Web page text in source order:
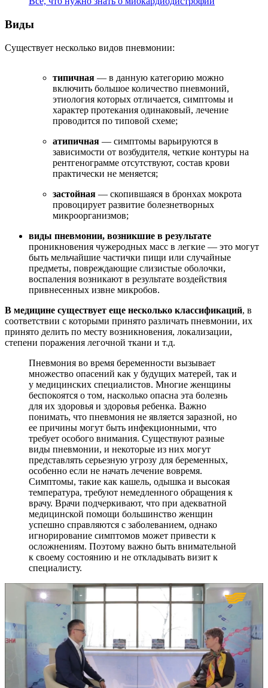
Виды
Существует несколько видов пневмонии:
типичная — в данную категорию можно
включить большое количество пневмоний,
этиология которых отличается, симптомы и
характер протекания одинаковый, лечение
проводится по типовой схеме;
атипичная — симптомы варьируются в
зависимости от возбудителя, четкие контуры на
рентгенограмме отсутствуют, состав крови
практически не меняется;
застойная — скопившаяся в бронхах мокрота
провоцирует развитие болезнетворных
микроорганизмов;
виды пневмонии, возникшие в результате
проникновения чужеродных масс в легкие — это могут
быть мельчайшие частички пищи или случайные
предметы, повреждающие слизистые оболочки,
воспаления возникают в результате воздействия
привнесенных извне микробов.
В медицине существует еще несколько классификаций, в
соответствии с которыми принято различать пневмонии, их
принято делить по месту возникновения, локализации,
степени поражения легочной ткани и т.д.
Пневмония во время беременности вызывает
множество опасений как у будущих матерей, так и
у медицинских специалистов. Многие женщины
беспокоятся о том, насколько опасна эта болезнь
для их здоровья и здоровья ребенка. Важно
понимать, что пневмония не является заразной, но
ее причины могут быть инфекционными, что
требует особого внимания. Существуют разные
виды пневмонии, и некоторые из них могут
представлять серьезную угрозу для беременных,
особенно если не начать лечение вовремя.
Симптомы, такие как кашель, одышка и высокая
температура, требуют немедленного обращения к
врачу. Врачи подчеркивают, что при адекватной
медицинской помощи большинство женщин
успешно справляются с заболеванием, однако
игнорирование симптомов может привести к
осложнениям. Поэтому важно быть внимательной
к своему состоянию и не откладывать визит к
специалисту.